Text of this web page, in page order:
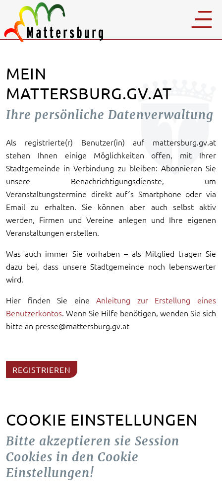
MEIN
MATTERSBURG.GV.AT
Ihre persönliche Datenverwaltung
Als registrierte(r) Benutzer(in) auf mattersburg.gv.at
stehen Ihnen einige Möglichkeiten offen, mit Ihrer
Stadtgemeinde in Verbindung zu bleiben: Abonnieren Sie
unsere Benachrichtigungsdienste, um
Veranstaltungstermine direkt auf´s Smartphone oder via
Email zu erhalten. Sie können aber auch selbst aktiv
werden, Firmen und Vereine anlegen und Ihre eigenen
Veranstaltungen erstellen.
Was auch immer Sie vorhaben – als Mitglied tragen Sie
dazu bei, dass unsere Stadtgemeinde noch lebenswerter
wird.
Hier finden Sie eineAnleitung zur Erstellung eines
Benutzerkontos. Wenn Sie Hilfe benötigen, wenden Sie sich
bitte an presse@mattersburg.gv.at
REGISTRIEREN
COOKIE EINSTELLUNGEN
Bitte akzeptieren sie Session
Cookies in den Cookie
Einstellungen!